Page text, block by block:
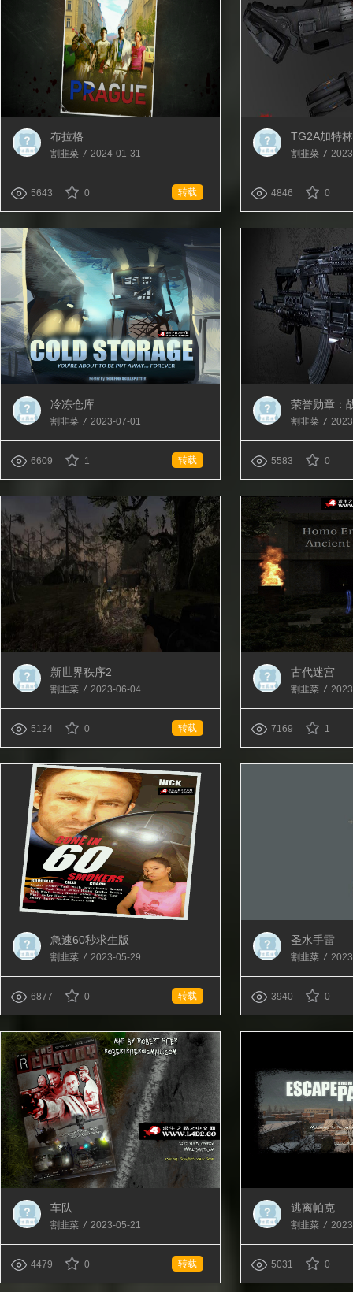
布拉格
割韭菜 / 2024-01-31
5643 0 转载
TG2A加特
割韭菜 /
4846 0
冷冻仓库
割韭菜 / 2023-07-01
6609 1 转载
荣誉勋章：
（替换AK47
割韭菜 /
5583 0
新世界秩序2
割韭菜 / 2023-06-04
5124 0 转载
古代迷宫
割韭菜 /
7169 1
急速60秒求生版
割韭菜 / 2023-05-29
6877 0 转载
圣水手雷
割韭菜 /
3940 0
车队
割韭菜 / 2023-05-21
4479 0 转载
逃离帕克
割韭菜 /
5031 0